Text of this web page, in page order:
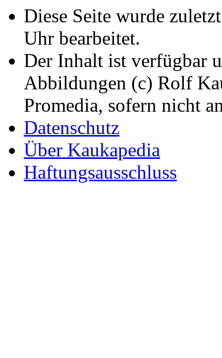
Diese Seite wurde
Uhr bearbeitet.
Der Inhalt ist verfügbar
Abbildungen (c) Rolf
Promedia, sofern nicht
Datenschutz
Über Kaukapedia
Haftungsausschluss